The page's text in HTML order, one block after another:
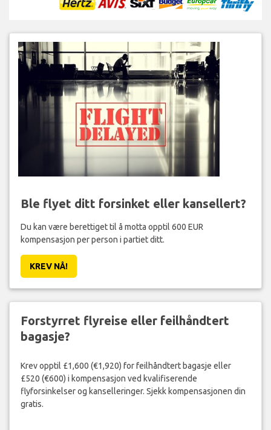
Ble flyet ditt forsinket eller kansellert?
Du kan være berettiget til å motta opptil 600 EUR
kompensasjon per person i partiet ditt.
KREV NÅ!
Forstyrret flyreise eller feilhåndtert
bagasje?
Krev opptil £1,600 (€1,920) for feilhåndtert bagasje eller
£520 (€600) i kompensasjon ved kvalifiserende
flyforsinkelser og kanselleringer. Sjekk kompensasjonen din
gratis.